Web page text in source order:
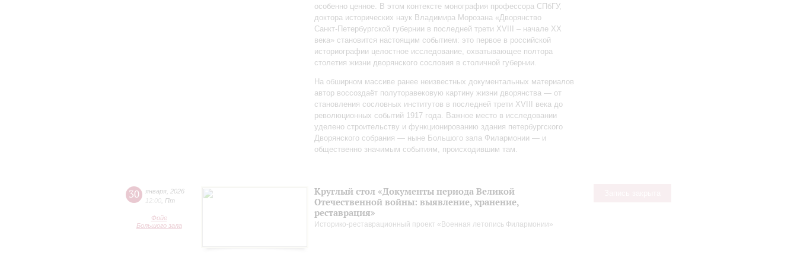
особенно ценное. В этом контексте монография профессора СПбГУ,
доктора исторических наук Владимира Морозана «Дворянство
Санкт‑Петербургской губернии в последней трети XVIII – начале ХХ
века» становится настоящим событием: это первое в российской
историографии целостное исследование, охватывающее полтора
столетия жизни дворянского сословия в столичной губернии.
На обширном массиве ранее неизвестных документальных материалов
автор воссоздаёт полуторавековую картину жизни дворянства — от
становления сословных институтов в последней трети XVIII века до
революционных событий 1917 года. Важное место в исследовании
уделено строительству и функционированию здания петербургского
Дворянского собрания — ныне Большого зала Филармонии — и
общественно значимым событиям, происходившим там.
30 января 2026
Пт
Фойе
Большого зала
Круглый стол «Документы периода Великой
Отечественной войны: выявление, хранение,
реставрация»
Историко-реставрационный проект «Военная летопись Филармонии»